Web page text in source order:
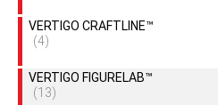
VERTIGO CRAFTLINE™
(4)
VERTIGO FIGURELAB™
(13)